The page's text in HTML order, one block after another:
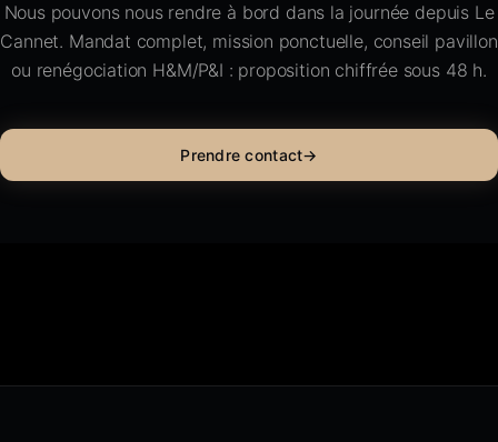
Nous pouvons nous rendre à bord dans la journée depuis Le
Cannet. Mandat complet, mission ponctuelle, conseil pavillon
ou renégociation H&M/P&I : proposition chiffrée sous 48 h.
Prendre contact→